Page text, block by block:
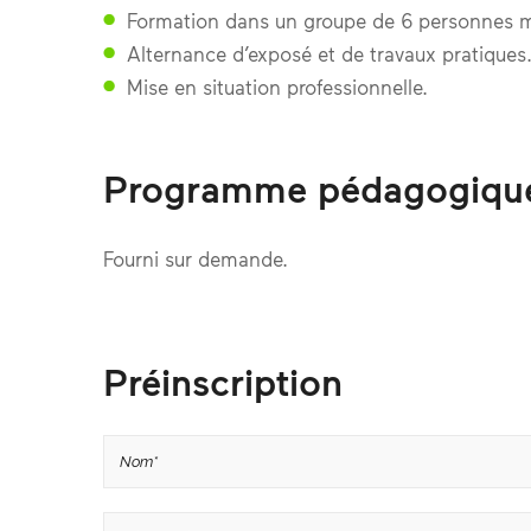
Formation dans un groupe de 6 personnes
Alternance d’exposé et de travaux pratiques.
Mise en situation professionnelle.
Programme
Fourni sur demande.
Préinscription